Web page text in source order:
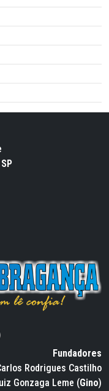
Fundadores
Rodrigues Castilho
Gonzaga Leme (Gino)